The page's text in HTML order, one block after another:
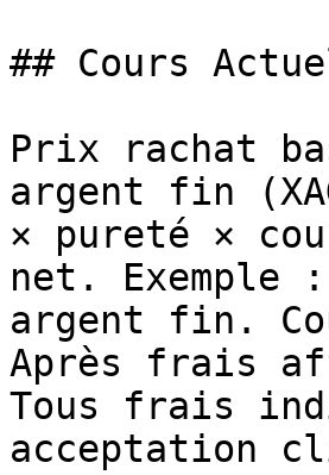
## Cours
Prix rachat
argent fin
× pureté ×
net. Exemple
argent fin.
Après frais
Tous frais
acceptation